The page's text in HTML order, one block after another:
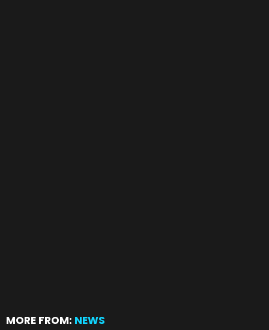
MORE FROM: NEWS